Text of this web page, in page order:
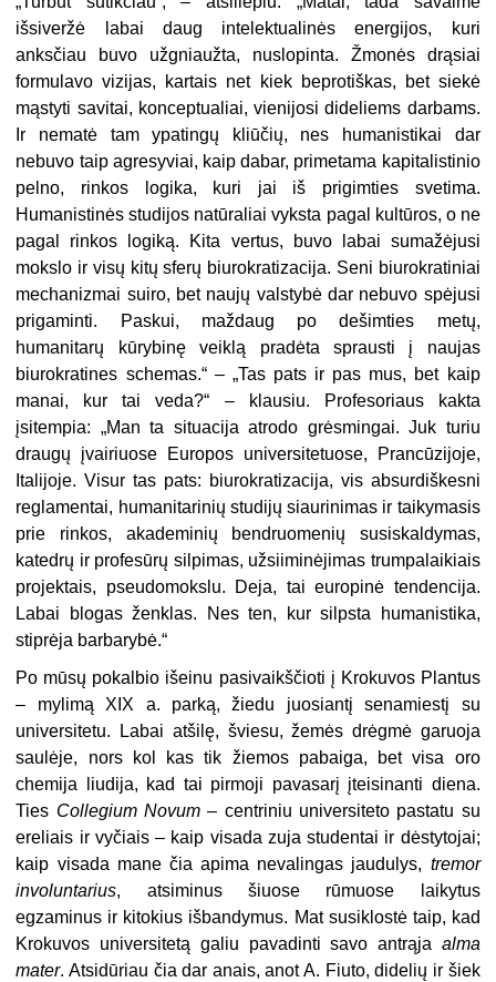
išsiveržė labai daug intelektualinės energijos, kuri
anksčiau buvo užgniaužta, nuslopinta. Žmonės drąsiai
formulavo vizijas, kartais net kiek beprotiškas, bet siekė
mąstyti savitai, konceptualiai, vienijosi dideliems darbams.
Ir nematė tam ypatingų kliūčių, nes humanistikai dar
nebuvo taip agresyviai, kaip dabar, primetama kapitalistinio
pelno, rinkos logika, kuri jai iš prigimties svetima.
Humanistinės studijos natūraliai vyksta pagal kultūros, o ne
pagal rinkos logiką. Kita vertus, buvo labai sumažėjusi
mokslo ir visų kitų sferų biurokratizacija. Seni biurokratiniai
mechanizmai suiro, bet naujų valstybė dar nebuvo spėjusi
prigaminti. Paskui, maždaug po dešimties metų,
humanitarų kūrybinę veiklą pradėta sprausti į naujas
biurokratines schemas.“ – „Tas pats ir pas mus, bet kaip
manai, kur tai veda?“ – klausiu. Profesoriaus kakta
įsitempia: „Man ta situacija atrodo grėsmingai. Juk turiu
draugų įvairiuose Europos universitetuose, Prancūzijoje,
Italijoje. Visur tas pats: biurokratizacija, vis absurdiškesni
reglamentai, humanitarinių studijų siaurinimas ir taikymasis
prie rinkos, akademinių bendruomenių susiskaldymas,
katedrų ir profesūrų silpimas, užsiiminėjimas trumpalaikiais
projektais, pseudomokslu. Deja, tai europinė tendencija.
Labai blogas ženklas. Nes ten, kur silpsta humanistika,
stiprėja barbarybė.“
Po mūsų pokalbio išeinu pasivaikščioti į Krokuvos Plantus
– mylimą XIX a. parką, žiedu juosiantį senamiestį su
universitetu. Labai atšilę, šviesu, žemės drėgmė garuoja
saulėje, nors kol kas tik žiemos pabaiga, bet visa oro
chemija liudija, kad tai pirmoji pavasarį įteisinanti diena.
Ties Collegium Novum – centriniu universiteto pastatu su
ereliais ir vyčiais – kaip visada zuja studentai ir dėstytojai;
kaip visada mane čia apima nevalingas jaudulys, tremor
involuntarius, atsiminus šiuose rūmuose laikytus
egzaminus ir kitokius išbandymus. Mat susiklostė taip, kad
Krokuvos universitetą galiu pavadinti savo antrąja alma
mater. Atsidūriau čia dar anais, anot A. Fiuto, didelių ir šiek